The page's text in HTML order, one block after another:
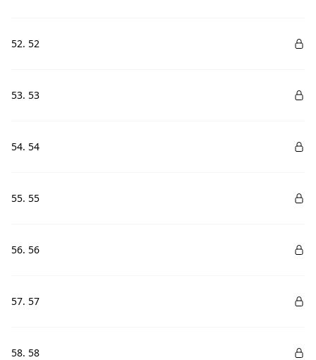
52. 52
53. 53
54. 54
55. 55
56. 56
57. 57
58. 58